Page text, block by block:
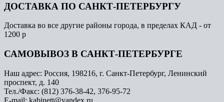
ДОСТАВКА ПО САНКТ-ПЕТЕРБУРГУ
Доставка во все другие районы города, в пределах КАД - от
1200 р
САМОВЫВОЗ В САНКТ-ПЕТЕРБУРГЕ
Наш адрес: Россия, 198216, г. Санкт-Петербург, Ленинский
проспект, д. 140
Тел./Факс: (812) 376-38-42, 376-95-72
E-mail: kabinett@yandex.ru